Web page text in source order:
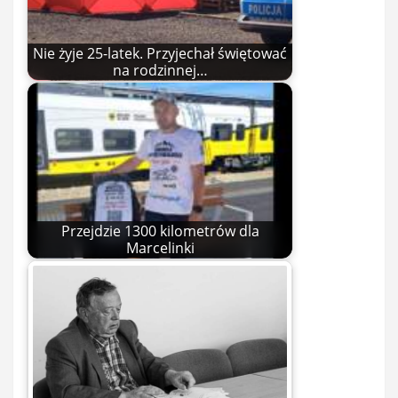
Nie żyje 25-latek. Przyjechał świętować
na rodzinnej…
Przejdzie 1300 kilometrów dla
Marcelinki